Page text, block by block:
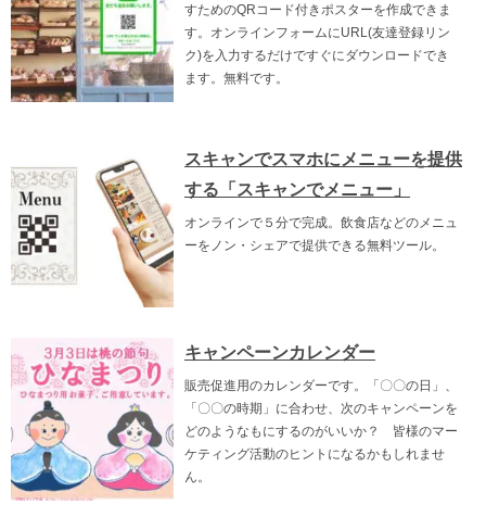
すためのQRコード付きポスターを作成できま
す。オンラインフォームにURL(友達登録リン
ク)を入力するだけですぐにダウンロードでき
ます。無料です。
スキャンでスマホにメニューを提供
する「スキャンでメニュー」
オンラインで５分で完成。飲食店などのメニュ
ーをノン・シェアで提供できる無料ツール。
キャンペーンカレンダー
販売促進用のカレンダーです。「〇〇の日」、
「〇〇の時期」に合わせ、次のキャンペーンを
どのようなもにするのがいいか？ 皆様のマー
ケティング活動のヒントになるかもしれませ
ん。